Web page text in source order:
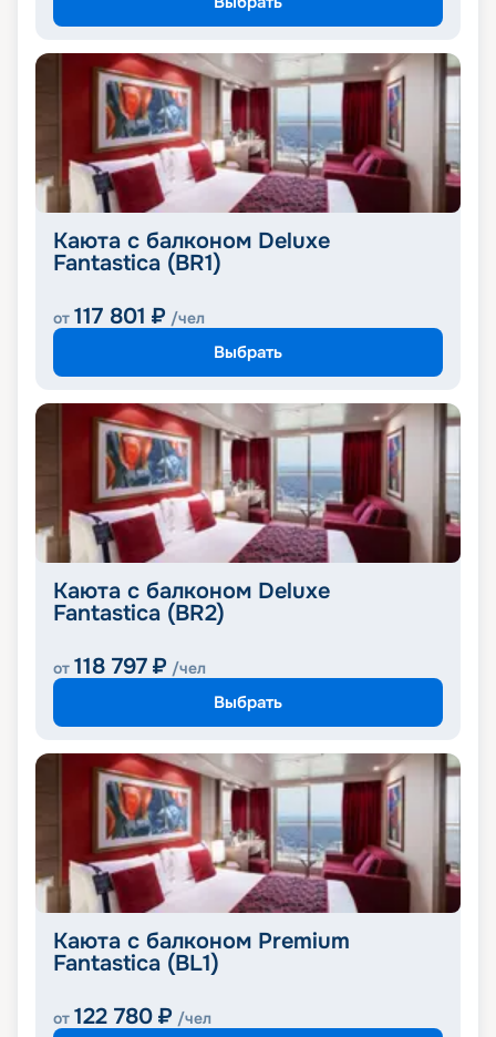
Каюта с балконом Deluxe
Fantastica (BR1)
от 117 801 ₽ /чел
Выбрать
Каюта с балконом Deluxe
Fantastica (BR2)
от 118 797 ₽ /чел
Выбрать
Каюта с балконом Premium
Fantastica (BL1)
от 122 780 ₽ /чел